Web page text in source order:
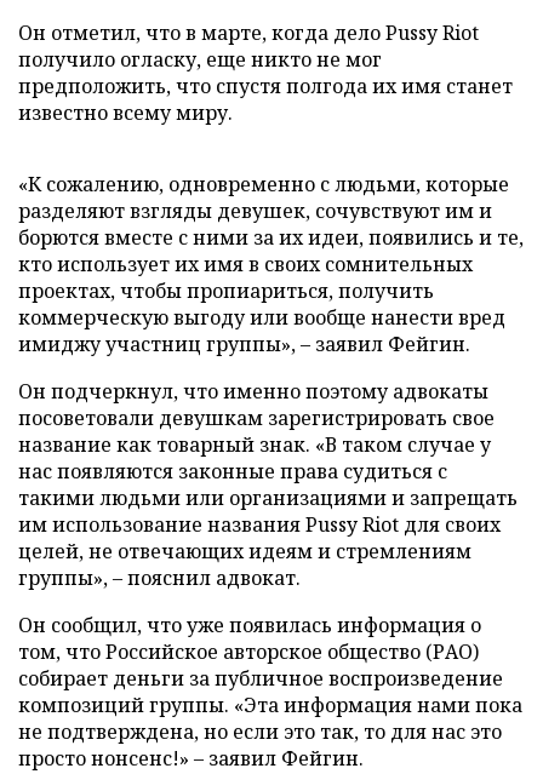
Он отметил, что в марте, когда дело Pussy Riot
получило огласку, еще никто не мог
предположить, что спустя полгода их имя станет
известно всему миру.
«К сожалению, одновременно с людьми, которые
разделяют взгляды девушек, сочувствуют им и
борются вместе с ними за их идеи, появились и те,
кто использует их имя в своих сомнительных
проектах, чтобы пропиариться, получить
коммерческую выгоду или вообще нанести вред
имиджу участниц группы», – заявил Фейгин.
Он подчеркнул, что именно поэтому адвокаты
посоветовали девушкам зарегистрировать свое
название как товарный знак. «В таком случае у
нас появляются законные права судиться с
такими людьми или организациями и запрещать
им использование названия Pussy Riot для своих
целей, не отвечающих идеям и стремлениям
группы», – пояснил адвокат.
Он сообщил, что уже появилась информация о
том, что Российское авторское общество (РАО)
собирает деньги за публичное воспроизведение
композиций группы. «Эта информация нами пока
не подтверждена, но если это так, то для нас это
просто нонсенс!» – заявил Фейгин.